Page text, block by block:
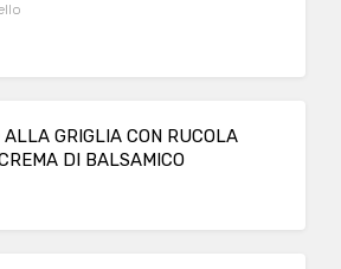
GRIGLIA CON RUCOLA
DI BALSAMICO